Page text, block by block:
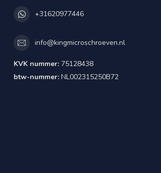
+31620977446
info@kingmicroschroeven.nl
KVK nummer: 75128438
btw-nummer: NL002315250B72